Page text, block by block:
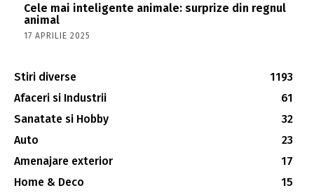
Cele mai inteligente animale: surprize din regnul
animal
17 APRILIE 2025
Stiri diverse
1193
Afaceri si Industrii
61
Sanatate si Hobby
32
Auto
23
Amenajare exterior
17
Home & Deco
15